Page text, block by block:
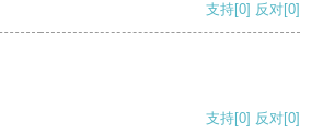
支持[0] 反对[0]
支持[0] 反对[0]